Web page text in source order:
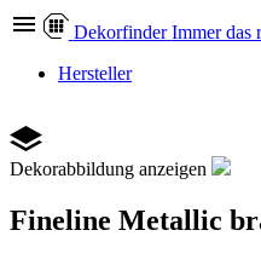
Dekorfinder Immer das
Hersteller
Dekorabbildung anzeigen
Fineline Metallic